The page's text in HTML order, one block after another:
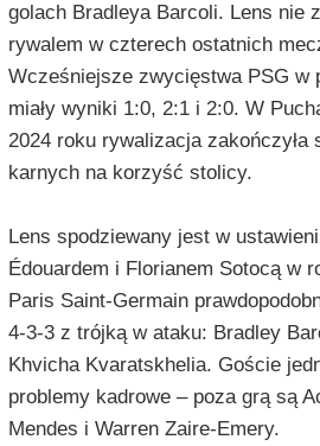
golach Bradleya Barcoli. Lens nie
rywalem w czterech ostatnich
Wcześniejsze zwycięstwa PSG w
miały wyniki 1:0, 2:1 i 2:0. W
2024 roku rywalizacja zakończyła
karnych na korzyść stolicy.
Lens spodziewany jest w
Édouardem i Florianem Sotocą w
Paris Saint-Germain
4-3-3 z trójką w ataku: Bradley
Khvicha Kvaratskhelia. Goście
problemy kadrowe – poza grą są
Mendes i Warren Zaire-Emery.